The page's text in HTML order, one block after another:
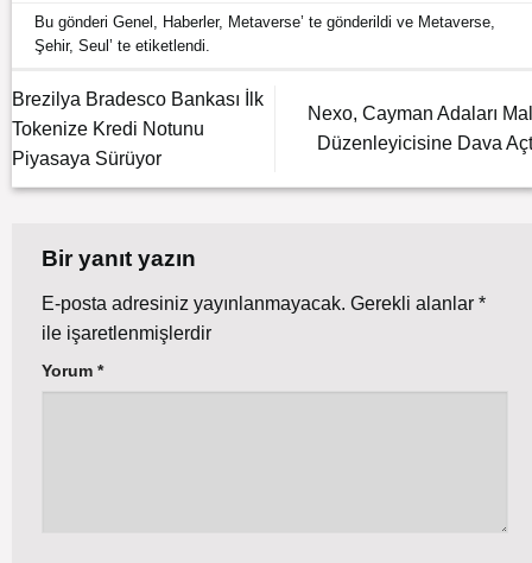
Bu gönderiGenel , Haberler, Metaverse’ te gönderildi ve Metaverse,
Şehir,Seul’ te etiketlendi.
Brezilya Bradesco Bankası İlk
Tokenize Kredi Notunu
Piyasaya Sürüyor
Nexo, Cayman Adaları
Düzenleyicisine Dava
Bir yanıt yazın
E-posta adresiniz yayınlanmayacak. Gerekli alanlar *
ile işaretlenmişlerdir
Yorum *